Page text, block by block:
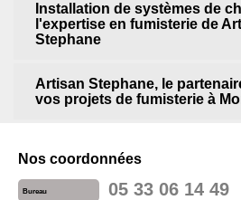
Installation de systèmes de
l'expertise en fumisterie de
Stephane
Artisan Stephane, le
vos projets de fumisterie à
Nos coordonnées
Bureau 05 33 06 14 49